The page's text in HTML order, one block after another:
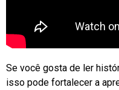
Se você gosta de ler
isso pode fortalecer a